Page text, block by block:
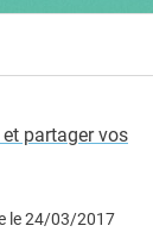
partager vos
le24/03/2017